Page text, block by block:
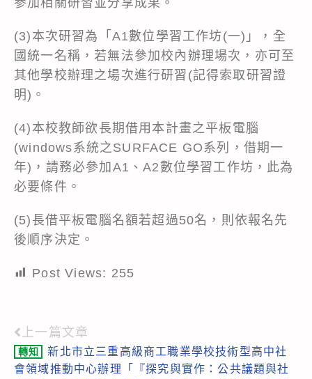
(3)本次研習為「A1數位學習工作坊(一)」，全
國統一名稱，若無法參加校內辦理場次，亦可至
其他學校辦理之場次進行研習(記得索取研習證
明)。
(4)本校教師欲長期借用本計畫之平板電腦
(windows系統之SURFACE GO系列，借期一
年)，請務必參加A1、A2數位學習工作坊，此為
必要條件。
(5)長借平板電腦名額若超過50名，則依報名先
後順序決定。
Post Views: 255
Read
more
上一篇文章
轉知
新北市立三重高級商工職業學校技術型高中社
會領域推動中心辦理「『探究與實作：公共議題與社